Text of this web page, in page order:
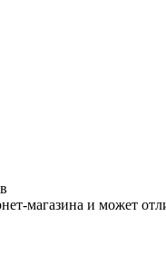
магазина и может